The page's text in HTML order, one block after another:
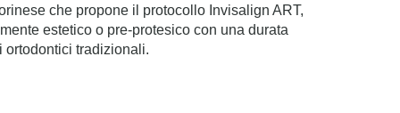
che propone il protocollo Invisalign ART,
estetico o pre-protesico con una durata
ortodontici tradizionali.